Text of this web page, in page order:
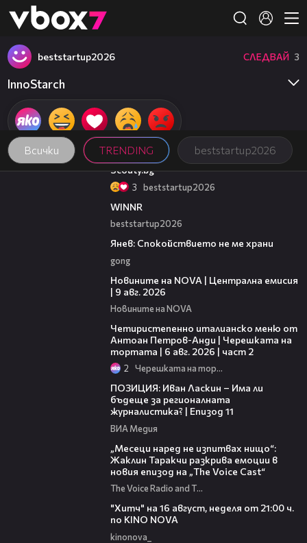
👾
Всички TRENDING beststartup2026
beststartup2026 СЛЕДВАЙ 3
InnoStarch
00:33
Scouty.bg
3 beststartup2026
WINNR
beststartup2026
Янев: Спокойствието не ме храни
gong
Новините на NOVA | Централна емисия
| 9 авг. 2026
Новините на NOVA
Четиристепенно италианско меню от
Антоан Петров-Анди | Черешката на
тортата | 6 авг. 2026 | част 2
2 Черешката на тортата
ПОЗИЦИЯ: Иван Ласкин – Има ли
бъдеще за регионалната
журналистика? | Епизод 11
ВИА Медия
„Месеци наред не изпитвах нищо“:
Жаклин Таракчи разкрива емоции в
новия епизод на „The Voice Cast“
The Voice Radio and TV Bulgaria
"Хитч" на 16 август, неделя от 21:00 ч.
по KINO NOVA
kinonova_